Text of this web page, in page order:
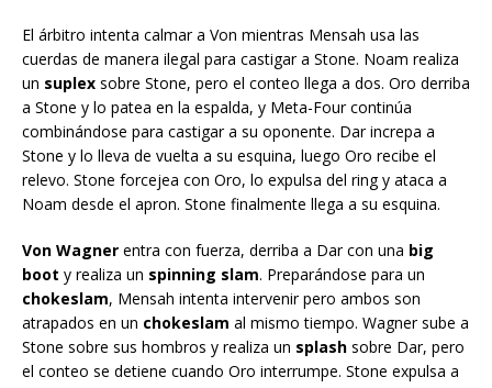
El árbitro intenta calmar a Von mientras Mensah usa las
cuerdas de manera ilegal para castigar a Stone. Noam realiza
un suplex sobre Stone, pero el conteo llega a dos. Oro derriba
a Stone y lo patea en la espalda, y Meta-Four continúa
combinándose para castigar a su oponente. Dar increpa a
Stone y lo lleva de vuelta a su esquina, luego Oro recibe el
relevo. Stone forcejea con Oro, lo expulsa del ring y ataca a
Noam desde el apron. Stone finalmente llega a su esquina.
Von Wagner entra con fuerza, derriba a Dar con una big
boot y realiza un spinning slam. Preparándose para un
chokeslam, Mensah intenta intervenir pero ambos son
atrapados en un chokeslam al mismo tiempo. Wagner sube a
Stone sobre sus hombros y realiza un splash sobre Dar, pero
el conteo se detiene cuando Oro interrumpe. Stone expulsa a